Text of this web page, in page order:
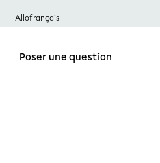
Allofrançais
Poser une question